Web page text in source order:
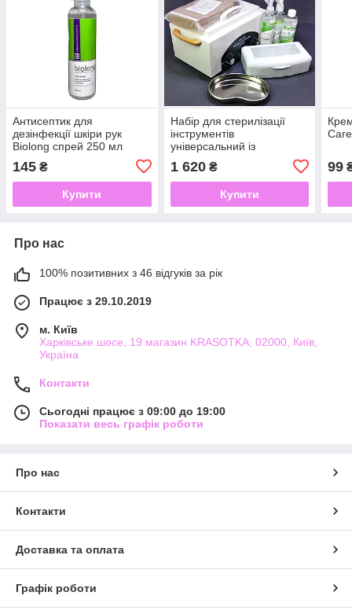
Антисептик для
дезінфекції шкіри рук
Biolong спрей 250 мл
145 ₴
Купити
Набір для стерилізації
інструментів
універсальний із
1 620₴
Купити
99
Про нас
100% позитивних з 46 відгуків за рік
Працює з 29.10.2019
м. Київ
Харківське шосе, 19 магазин KRASOTKA, 02000, Київ,
Україна
Контакти
Сьогодні працює з 09:00 до 19:00
Показати весь графік роботи
Про нас
Контакти
Доставка та оплата
Графік роботи